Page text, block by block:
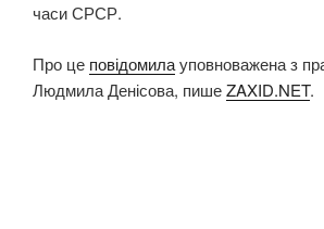
часи СРСР.
Про це повідомилауповноважена з
Людмила Денісова, пишеZAXID.NET.